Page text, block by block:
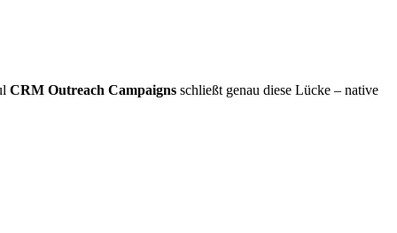
CRM Outreach Campaigns schließt genau diese Lücke – native